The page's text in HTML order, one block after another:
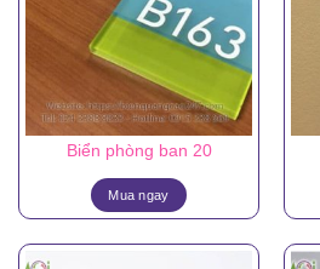
Biển phòng ban 20
Mua ngay